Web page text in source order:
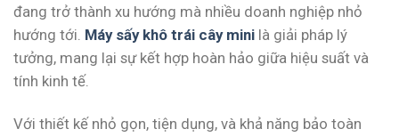
đang trở thành xu hướng mà nhiều doanh nghiệp nhỏ
hướng tới. Máy sấy khô trái cây mini là giải pháp lý
tưởng, mang lại sự kết hợp hoàn hảo giữa hiệu suất và
tính kinh tế.
Với thiết kế nhỏ gọn, tiện dụng, và khả năng bảo toàn